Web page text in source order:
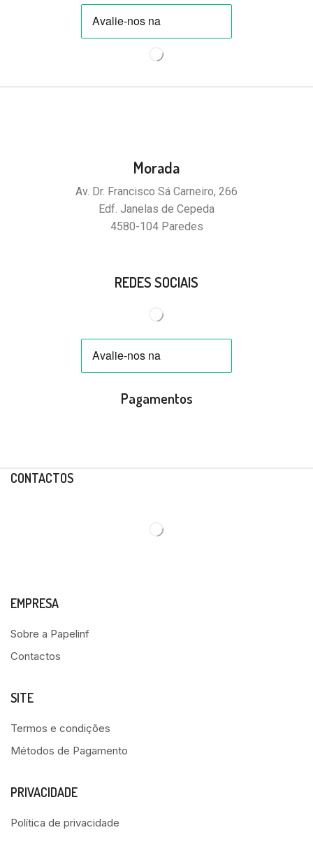
Morada
Av. Dr. Francisco Sá Carneiro, 266
Edf. Janelas de Cepeda
4580-104 Paredes
REDES SOCIAIS
Pagamentos
CONTACTOS
EMPRESA
Sobre a Papelinf
Contactos
SITE
Termos e condições
Métodos de Pagamento
PRIVACIDADE
Política de privacidade